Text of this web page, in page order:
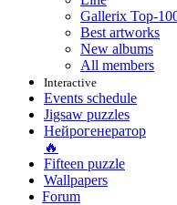
Gallerix Top-
Best artworks
New albums
All members
Interactive
Events schedule
Jigsaw puzzles
Нейрогенератор
🔥
Fifteen puzzle
Wallpapers
Forum